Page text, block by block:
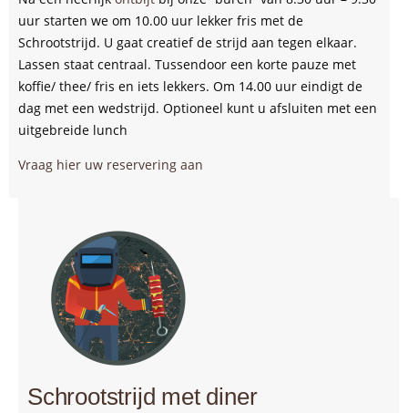
uur starten we om 10.00 uur lekker fris met de
Schrootstrijd. U gaat creatief de strijd aan tegen elkaar.
Lassen staat centraal. Tussendoor een korte pauze met
koffie/ thee/ fris en iets lekkers. Om 14.00 uur eindigt de
dag met een wedstrijd. Optioneel kunt u afsluiten met een
uitgebreide lunch
Vraag hier uw reservering aan
Schrootstrijd met diner